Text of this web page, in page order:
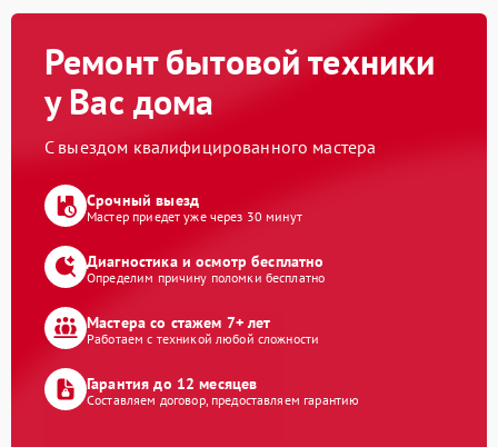
Ремонт бытовой техники
у Вас дома
С выездом квалифицированного мастера
Срочный выезд
Мастер приедет уже через 30 минут
Диагностика и осмотр бесплатно
Определим причину поломки бесплатно
Мастера со стажем 7+ лет
Работаем с техникой любой сложности
Гарантия до 12 месяцев
Составляем договор, предоставляем гарантию